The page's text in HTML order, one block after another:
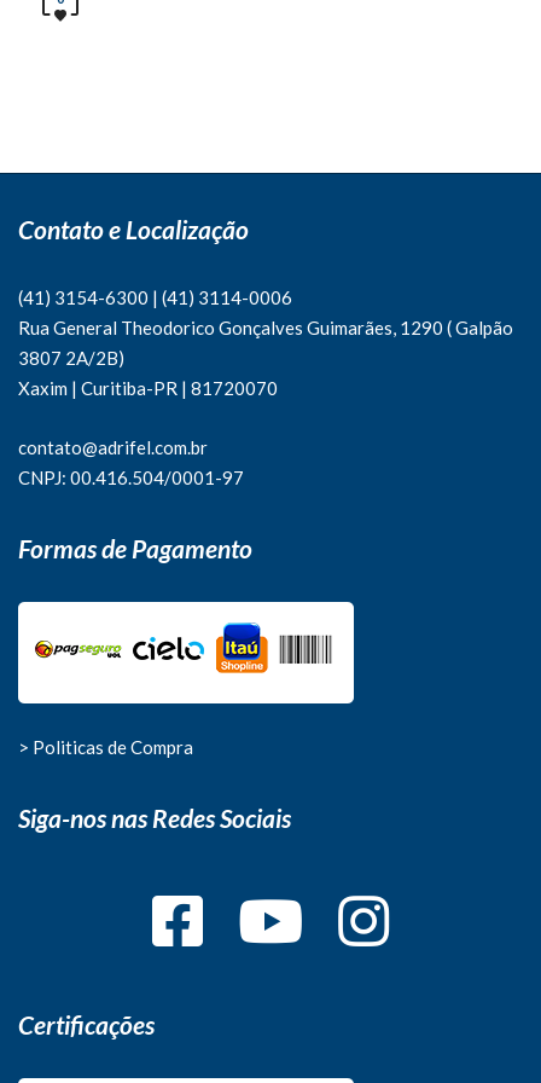
Contato e Localização
(41) 3154-6300 | (41) 3114-0006
Rua General Theodorico Gonçalves Guimarães, 1290 ( Galpão
3807 2A/2B)
Xaxim | Curitiba-PR | 81720070
contato@adrifel.com.br
CNPJ: 00.416.504/0001-97
Formas de Pagamento
> Politicas de Compra
Siga-nos nas Redes Sociais
Certificações